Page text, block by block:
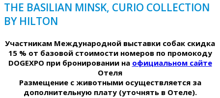
THE BASILIAN MINSK, CURIO COLLECTION
BY HILTON
Участникам Международной выставки собак скидка
15 % от базовой стоимости номеров по промокоду
DOGEXPO при бронировании на официальном сайте
Отеля
Размещение с животными осуществляется за
дополнительную плату (уточнять в Отеле).